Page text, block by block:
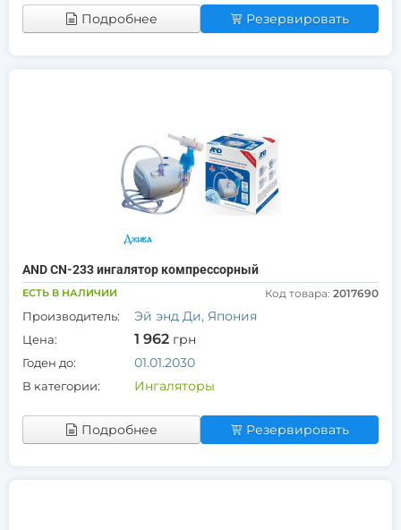
Подробнее Резервировать
AND CN-233 ингалятор компрессорный
ЕСТЬ В НАЛИЧИИ Код товара: 2017690
Производитель: Эй энд Ди, Япония
Цена: 1 962 грн
Годен до: 01.01.2030
В категории: Ингаляторы
Подробнее Резервировать